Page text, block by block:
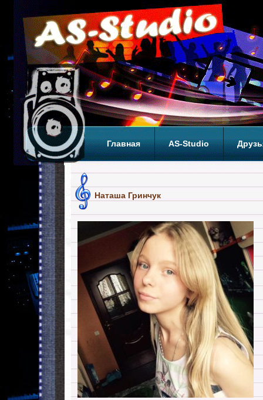
Главная AS-Studio
Наташа Гринчук